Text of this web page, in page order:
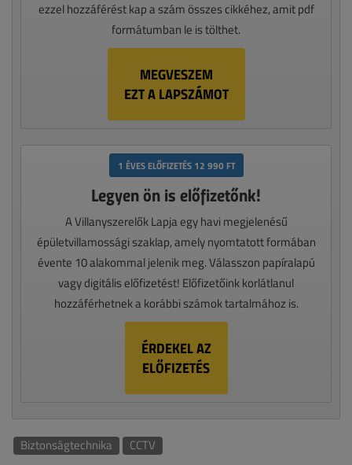
ezzel hozzáférést kap a szám összes cikkéhez, amit pdf
formátumban le is tölthet.
MEGVESZEM
EZT A LAPSZÁMOT
1 ÉVES ELŐFIZETÉS 12 990 FT
Legyen ön is előfizetőnk!
A Villanyszerelők Lapja egy havi megjelenésű
épületvillamossági szaklap, amely nyomtatott formában
évente 10 alakommal jelenik meg. Válasszon papíralapú
vagy digitális előfizetést! Előfizetőink korlátlanul
hozzáférhetnek a korábbi számok tartalmához is.
ÉRDEKEL AZ
ELŐFIZETÉS
Biztonságtechnika CCTV